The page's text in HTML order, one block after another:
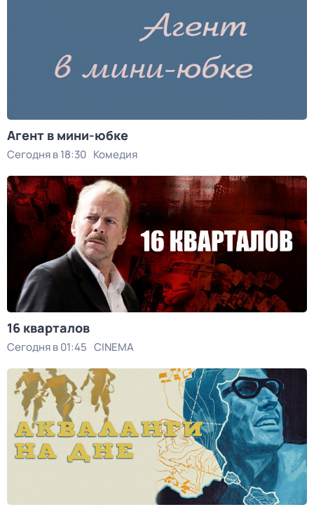
Агент в мини-юбке
Сегодня в 18:30 Комедия
16 кварталов
Сегодня в 01:45 CINEMA